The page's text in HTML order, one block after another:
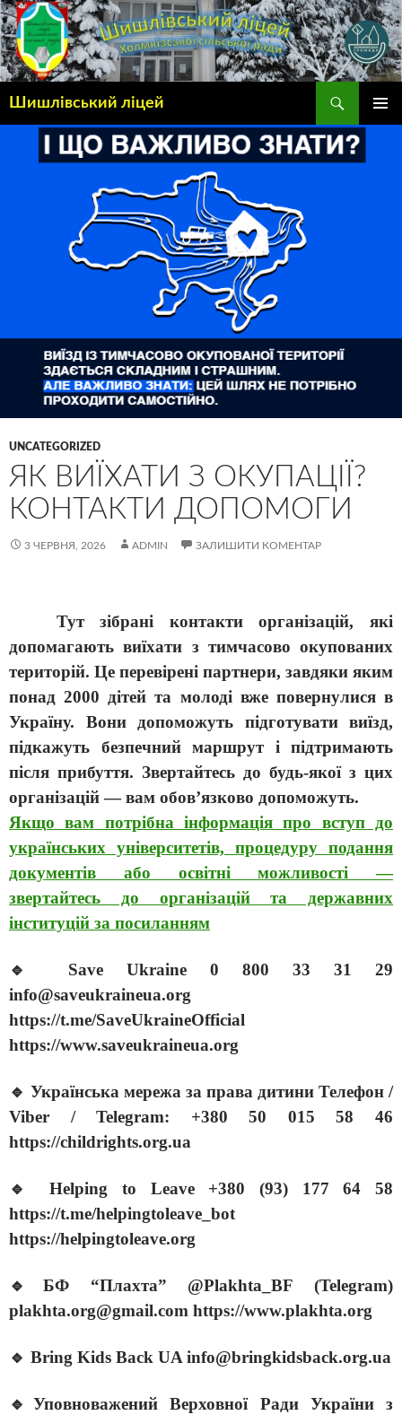
Шишлівський ліцей
UNCATEGORIZED
ЯК ВИЇХАТИ З ОКУПАЦІЇ?
КОНТАКТИ ДОПОМОГИ
3 ЧЕРВНЯ, 2026 ADMIN ЗАЛИШИТИ КОМЕНТАР
Тут зібрані контакти організацій, які
допомагають виїхати з тимчасово окупованих
територій. Це перевірені партнери, завдяки яким
понад 2000 дітей та молоді вже повернулися в
Україну. Вони допоможуть підготувати виїзд,
підкажуть безпечний маршрут і підтримають
після прибуття. Звертайтесь до будь-якої з цих
організацій — вам обов’язково допоможуть.
Якщо вам потрібна інформація про вступ до
українських університетів, процедуру подання
документів або освітні можливості —
звертайтесь до організацій та державних
інституцій за посиланням
🔹 Save Ukraine 0 800 33 31 29
info@saveukraineua.org
https://t.me/SaveUkraineOfficial
https://www.saveukraineua.org
🔹 Українська мережа за права дитини Телефон /
Viber / Telegram: +380 50 015 58 46
https://childrights.org.ua
🔹 Helping to Leave +380 (93) 177 64 58
https://t.me/helpingtoleave_bot
https://helpingtoleave.org
🔹БФ “Плахта” @Plakhta_BF (Telegram)
plakhta.org@gmail.com https://www.plakhta.org
🔹 Bring Kids Back UA info@bringkidsback.org.ua
🔹Уповноважений Верховної Ради України з